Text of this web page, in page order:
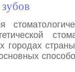
городах